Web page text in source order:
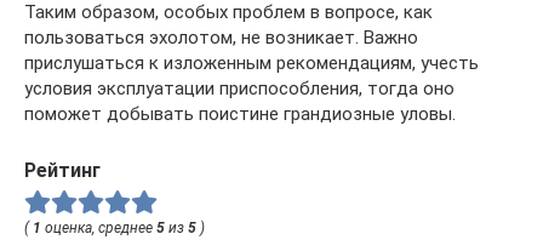
Таким образом, особых проблем в вопросе, как
пользоваться эхолотом, не возникает. Важно
прислушаться к изложенным рекомендациям, учесть
условия эксплуатации приспособления, тогда оно
поможет добывать поистине грандиозные уловы.
Рейтинг
( 1 оценка, среднее 5 из 5 )